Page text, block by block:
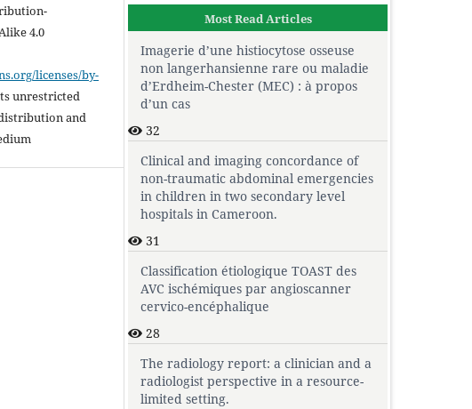
4.0
licenses/by-
unrestricted
and
Most Read Articles
Imagerie d’une histiocytose osseuse
non langerhansienne rare ou maladie
d’Erdheim-Chester (MEC) : à propos
d’un cas
32
Clinical and imaging concordance of
non-traumatic abdominal emergencies
in children in two secondary level
hospitals in Cameroon.
31
Classification étiologique TOAST des
AVC ischémiques par angioscanner
cervico-encéphalique
28
The radiology report: a clinician and a
radiologist perspective in a resource-
limited setting.